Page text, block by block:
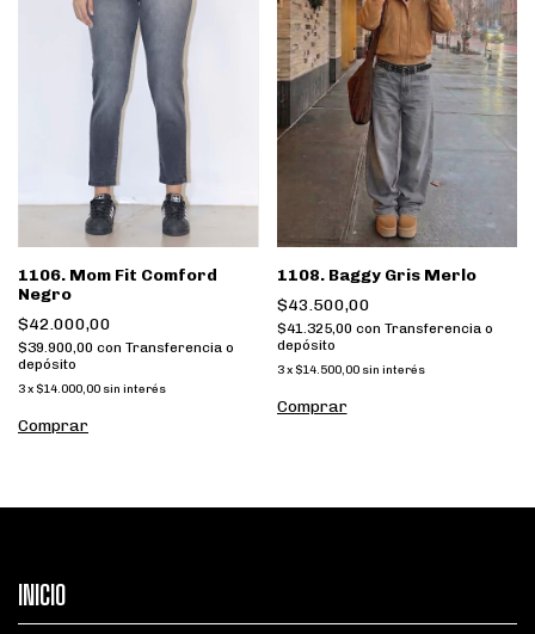
1106. Mom Fit Comford
Negro
$42.000,00
$39.900,00 con Transferencia o
depósito
3x $14.000,00 sin interés
Comprar
1108. Baggy Gris Merlo
$43.500,00
$41.325,00 con Transferencia o
depósito
3 x $14.500,00 sin interés
Comprar
INICIO